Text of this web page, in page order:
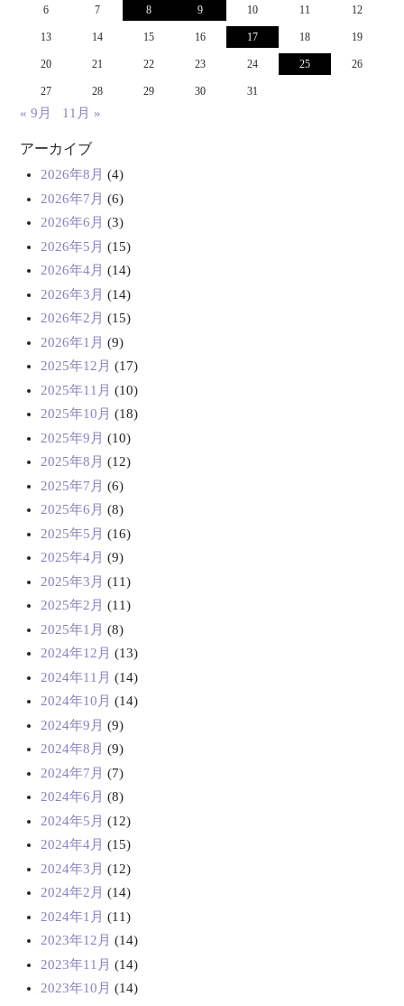
6 7 8 9 10 11 12
13 14 15 16 17 18 19
20 21 22 23 24 25 26
27 28 29 30 31
« 9月 11月 »
アーカイブ
2026年8月 (4)
2026年7月 (6)
2026年6月 (3)
2026年5月 (15)
2026年4月 (14)
2026年3月 (14)
2026年2月 (15)
2026年1月 (9)
2025年12月 (17)
2025年11月 (10)
2025年10月 (18)
2025年9月 (10)
2025年8月 (12)
2025年7月 (6)
2025年6月 (8)
2025年5月 (16)
2025年4月 (9)
2025年3月 (11)
2025年2月 (11)
2025年1月 (8)
2024年12月 (13)
2024年11月 (14)
2024年10月 (14)
2024年9月 (9)
2024年8月 (9)
2024年7月 (7)
2024年6月 (8)
2024年5月 (12)
2024年4月 (15)
2024年3月 (12)
2024年2月 (14)
2024年1月 (11)
2023年12月 (14)
2023年11月 (14)
2023年10月 (14)